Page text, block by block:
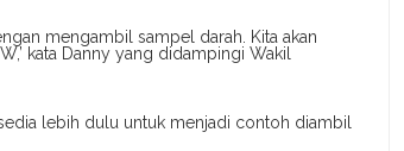
mengambil sampel darah. Kita akan
kata Danny yang didampingi Wakil
lebih dulu untuk menjadi contoh diambil